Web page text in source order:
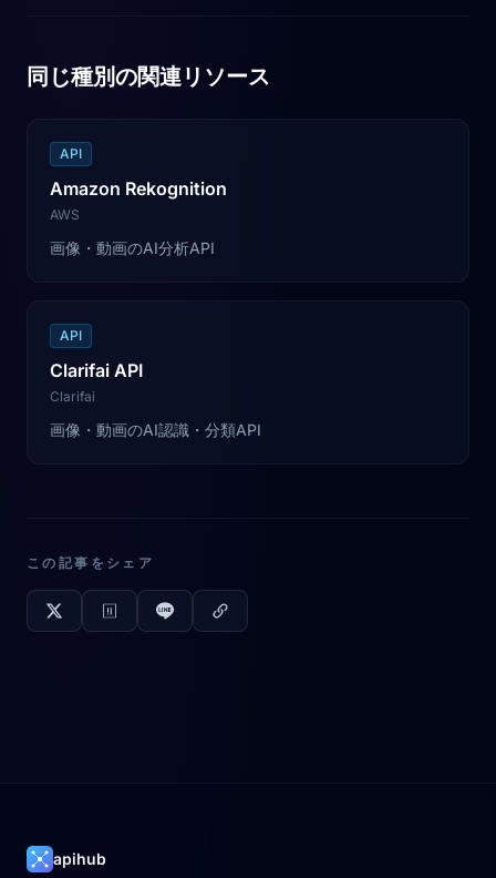
同じ種別の関連リソース
API
Amazon Rekognition
AWS
画像・動画のAI分析API
API
Clarifai API
Clarifai
画像・動画のAI認識・分類API
この記事をシェア
apihub